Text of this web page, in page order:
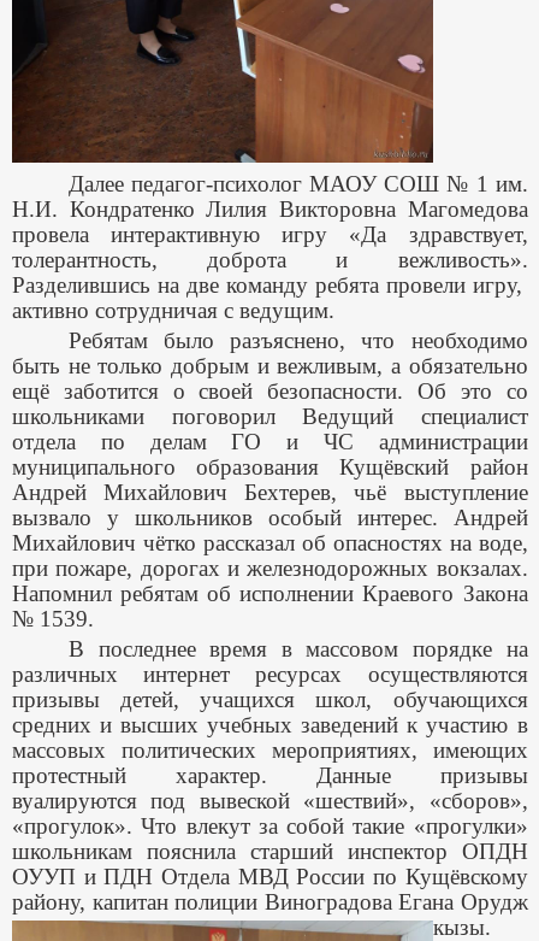
Далее педагог-психолог МАОУ СОШ № 1 им.
Н.И. Кондратенко Лилия Викторовна Магомедова
провела интерактивную игру «Да здравствует,
толерантность, доброта и вежливость».
Разделившись на две команду ребята провели игру,
активно сотрудничая с ведущим.
Ребятам было разъяснено, что необходимо
быть не только добрым и вежливым, а обязательно
ещё заботится о своей безопасности. Об это со
школьниками поговорил Ведущий специалист
отдела по делам ГО и ЧС администрации
муниципального образования Кущёвский район
Андрей Михайлович Бехтерев, чьё выступление
вызвало у школьников особый интерес. Андрей
Михайлович чётко рассказал об опасностях на воде,
при пожаре, дорогах и железнодорожных вокзалах.
Напомнил ребятам об исполнении Краевого Закона
№ 1539.
В последнее время в массовом порядке на
различных интернет ресурсах осуществляются
призывы детей, учащихся школ, обучающихся
средних и высших учебных заведений к участию в
массовых политических мероприятиях, имеющих
протестный характер. Данные призывы
вуалируются под вывеской «шествий», «сборов»,
«прогулок». Что влекут за собой такие «прогулки»
школьникам пояснила старший инспектор ОПДН
ОУУП и ПДН Отдела МВД России по Кущёвскому
району, капитан полиции Виноградова Егана Орудж
кызы.